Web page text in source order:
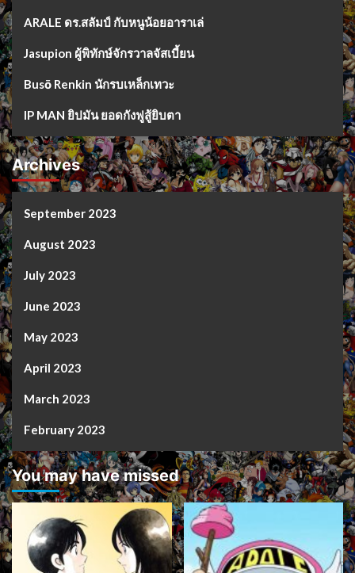
ARALE ดร.สลัมป์ กับหนูน้อยอาราเล่
Jasupion ผู้พิทักษ์จักรวาลจัสเบี้ยน
Busō Renkin นักรบเหล็กเทวะ
IP MAN ยิปมัน ยอดกังฟูสู้ยิบตา
Archives
September 2023
August 2023
July 2023
June 2023
May 2023
April 2023
March 2023
February 2023
You may have missed